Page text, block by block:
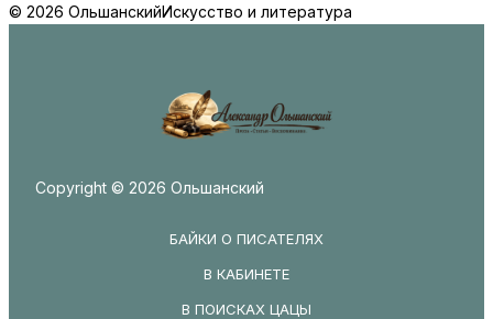
© 2026 ОльшанскийИскусство и литература
Copyright © 2026 Ольшанский
БАЙКИ О ПИСАТЕЛЯХ
В КАБИНЕТЕ
В ПОИСКАХ ЦАЦЫ